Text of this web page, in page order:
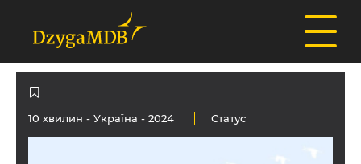
10 хвилин - Україна - 2024 Статус